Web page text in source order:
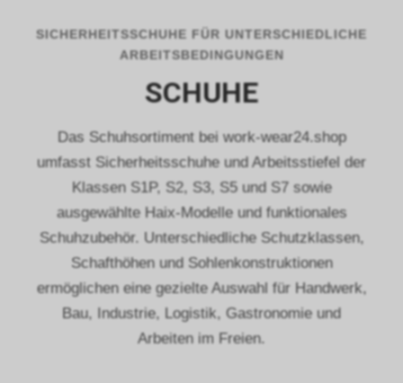
SICHERHEITSSCHUHE FÜR UNTERSCHIEDLICHE
ARBEITSBEDINGUNGEN
SCHUHE
Das Schuhsortiment bei work-wear24.shop
umfasst Sicherheitsschuhe und Arbeitsstiefel der
Klassen S1P, S2, S3, S5 und S7 sowie
ausgewählte Haix-Modelle und funktionales
Schuhzubehör. Unterschiedliche Schutzklassen,
Schafthöhen und Sohlenkonstruktionen
ermöglichen eine gezielte Auswahl für Handwerk,
Bau, Industrie, Logistik, Gastronomie und
Arbeiten im Freien.